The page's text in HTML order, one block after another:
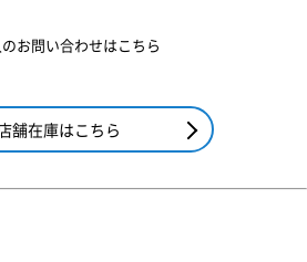
お問い合わせはこちら
舗在庫はこちら